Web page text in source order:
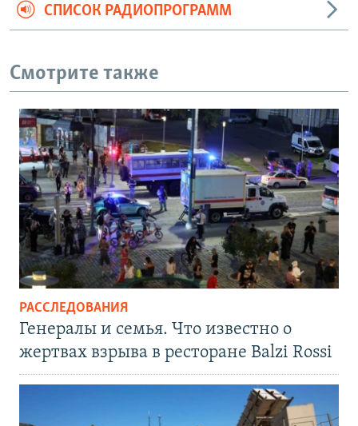
СПИСОК РАДИОПРОГРАММ
Смотрите также
РАССЛЕДОВАНИЯ
Генералы и семья. Что известно о
жертвах взрыва в ресторане Balzi Rossi